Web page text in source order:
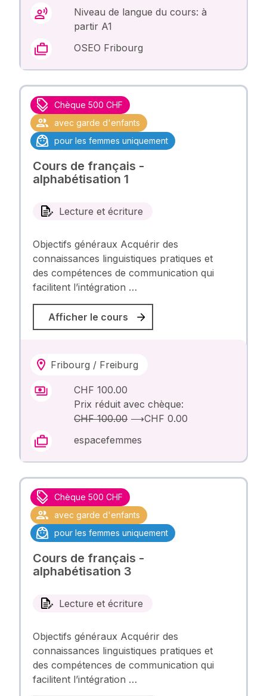
Niveau de langue du cours: à
partir A1
OSEO Fribourg
Chèque 500 CHF
avec garde d'enfants
pour les femmes uniquement
Cours de français -
alphabétisation 1
Lecture et écriture
Objectifs généraux Acquérir des
connaissances linguistiques pratiques et
des compétences de communication qui
facilitent l’intégration …
Afficher le cours
Fribourg / Freiburg
CHF 100.00
Prix réduit avec chèque:
CHF 100.00⟶CHF 0.00
espacefemmes
Chèque 500 CHF
avec garde d'enfants
pour les femmes uniquement
Cours de français -
alphabétisation 3
Lecture et écriture
Objectifs généraux Acquérir des
connaissances linguistiques pratiques et
des compétences de communication qui
facilitent l’intégration …